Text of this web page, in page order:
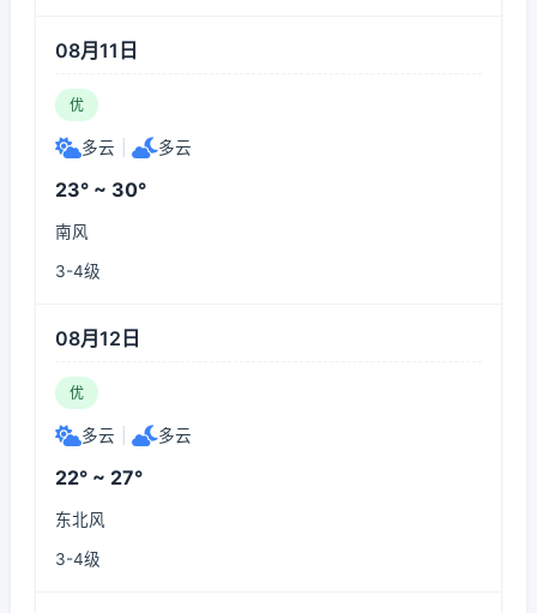
08月11日
优
多云 多云
23° ~ 30°
南风
3-4级
08月12日
优
多云 多云
22° ~ 27°
东北风
3-4级